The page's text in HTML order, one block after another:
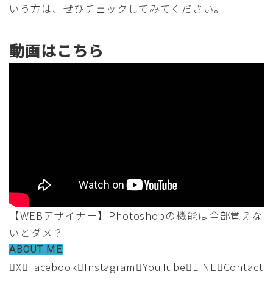
いう方は、ぜひチェックしてみてください。
動画はこちら
【WEBデザイナー】Photoshopの機能は全部覚えな
いとダメ？
ABOUT ME
X Facebook Instagram YouTube LINE Contact